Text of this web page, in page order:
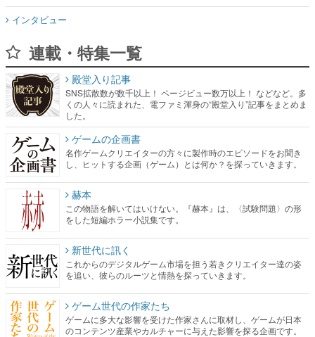
インタビュー
連載・特集一覧
殿堂入り記事
SNS拡散数が数千以上！ ページビュー数万以上！ などなど。多
くの人々に読まれた、電ファミ渾身の“殿堂入り”記事をまとめま
した。
ゲームの企画書
名作ゲームクリエイターの方々に製作時のエピソードをお聞き
し、ヒットする企画（ゲーム）とは何か？を探っていきます。
赫本
この物語を解いてはいけない。『赫本』は、〈試験問題〉の形
をした短編ホラー小説集です。
新世代に訊く
これからのデジタルゲーム市場を担う若きクリエイター達の姿
を追い、彼らのルーツと情熱を探っていきます。
ゲーム世代の作家たち
ゲームに多大な影響を受けた作家さんに取材し、ゲームが日本
のコンテンツ産業やカルチャーに与えた影響を探る企画です。